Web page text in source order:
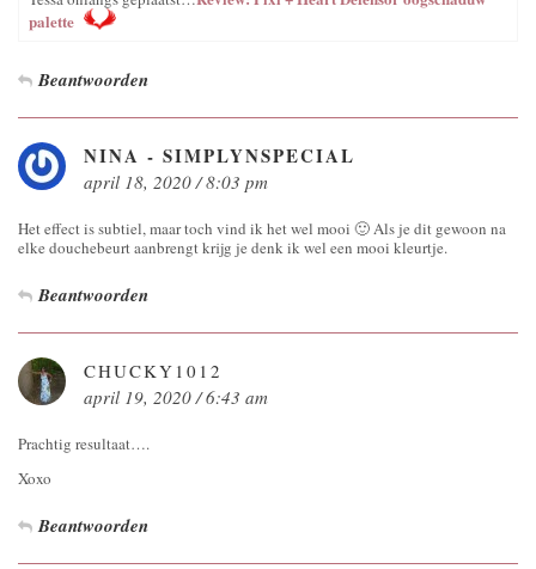
palette
Beantwoorden
NINA - SIMPLYNSPECIAL
april 18, 2020 / 8:03 pm
Het effect is subtiel, maar toch vind ik het wel mooi 🙂 Als je dit gewoon na
elke douchebeurt aanbrengt krijg je denk ik wel een mooi kleurtje.
Beantwoorden
CHUCKY1012
april 19, 2020 / 6:43 am
Prachtig resultaat….
Xoxo
Beantwoorden